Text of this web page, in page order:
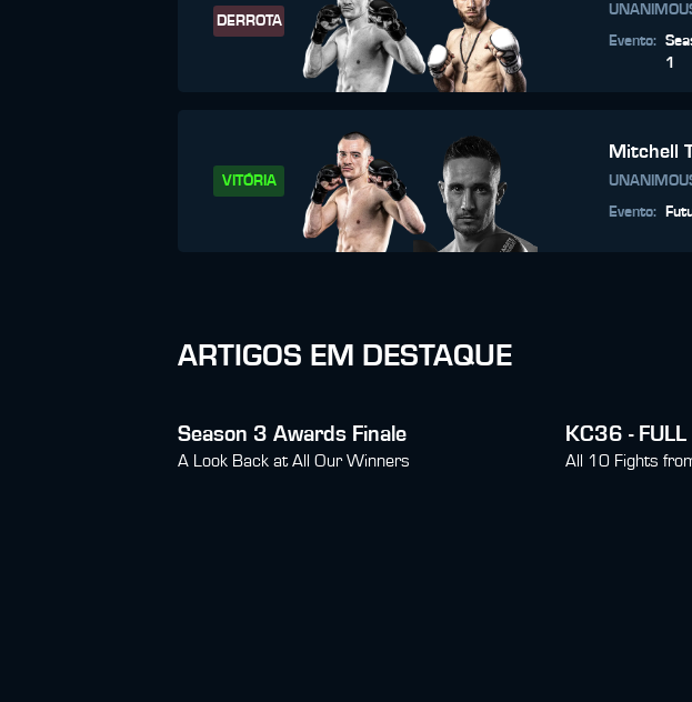
DERROTA
Evento:
1
VITÓRIA
Mitchell
Evento:
ARTIGOS EM DESTAQUE
Season 3 Awards Finale
A Look Back at All Our Winners
KC36 -
All 10 Fights